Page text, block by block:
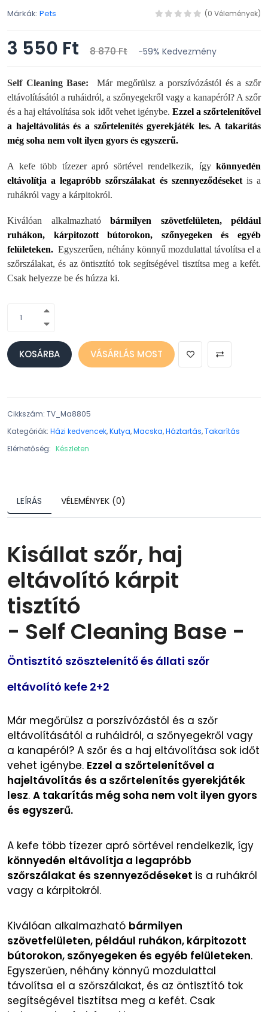
Márkák: Pets (0 Vélemények)
3 550 Ft 8 870 Ft -59% Kedvezmény
Self Cleaning Base:
Már megőrülsz a porszívózástól és a szőr
eltávolításától a ruháidról, a szőnyegekről vagy a kanapéról? A szőr
és a haj eltávolítása sok időt vehet igénybe. Ezzel a szőrtelenítővel
a hajeltávolítás és a szőrtelenítés gyerekjáték les. A takarítás
még soha nem volt ilyen gyors és egyszerű.
A kefe több tízezer apró sörtével rendelkezik, így könnyedén
eltávolítja a legapróbb szőrszálakat és szennyeződéseket is a
ruhákról vagy a kárpitokról.
Kiválóan alkalmazható bármilyen szövetfelületen, például
ruhákon, kárpitozott bútorokon, szőnyegeken és egyéb
felületeken. Egyszerűen, néhány könnyű mozdulattal távolítsa el a
szőrszálakat, és az öntisztító tok segítségével tisztítsa meg a kefét.
Csak helyezze be és húzza ki.
KOSÁRBA VÁSÁRLÁS MOST
Cikkszám: TV_Ma8805
Kategóriák: Házi kedvencek,Kutya,Macska,Háztartás,Takarítás
Elérhetőség: Készleten
LEÍRÁS VÉLEMÉNYEK (0)
Kisállat szőr, haj
eltávolító kárpit
tisztító
- Self Cleaning Base -
Öntisztító szösztelenítő és állati szőr
eltávolító kefe 2+2
Már megőrülsz a porszívózástól és a szőr
eltávolításától a ruháidról, a szőnyegekről vagy
a kanapéról? A szőr és a haj eltávolítása sok időt
vehet igénybe. Ezzel a szőrtelenítővel a
hajeltávolítás és a szőrtelenítés gyerekjáték
lesz. A takarítás még soha nem volt ilyen gyors
és egyszerű.
A kefe több tízezer apró sörtével rendelkezik, így
könnyedén eltávolítja a legapróbb
szőrszálakat és szennyeződéseket is a ruhákról
vagy a kárpitokról.
Kiválóan alkalmazható bármilyen
szövetfelületen, például ruhákon, kárpitozott
bútorokon, szőnyegeken és egyéb felületeken.
Egyszerűen, néhány könnyű mozdulattal
távolítsa el a szőrszálakat, és az öntisztító tok
segítségével tisztítsa meg a kefét. Csak